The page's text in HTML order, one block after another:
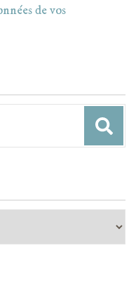
de vos